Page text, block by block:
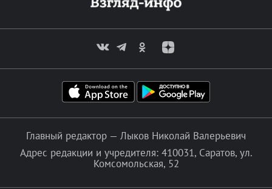
Главный редактор — Лыков Николай Валерьевич
Адрес редакции и учредителя: 410031, Саратов, ул.
Комсомольская, 52